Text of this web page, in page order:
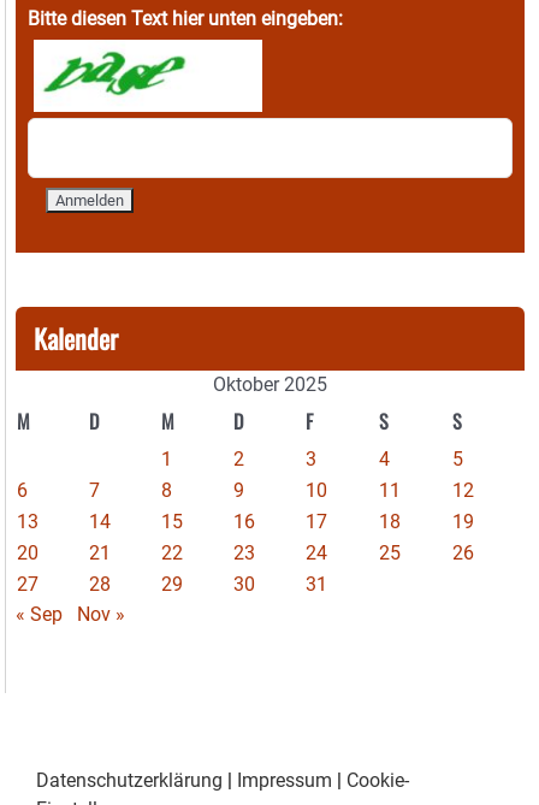
Bitte diesen Text hier unten eingeben:
Kalender
Oktober 2025
M D M D F S S
1 2 3 4
5
6
7 8 9 10 11
12
13
14 15 16 17 18
19
20
21 22 23 24 25
26
27
28 29 30
31
« Sep
Nov »
Datenschutzerklärung | Impressum | Cookie-